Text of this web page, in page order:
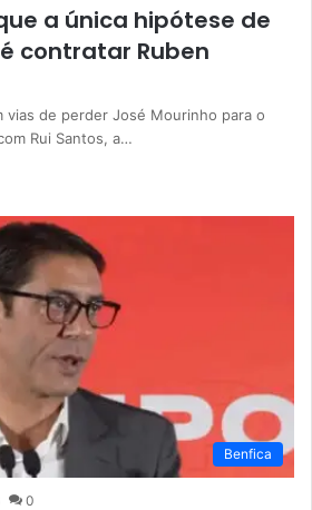
a única hipótese de
contratar Ruben
vias de perder José Mourinho para o
Rui Santos, a…
Benfica
0